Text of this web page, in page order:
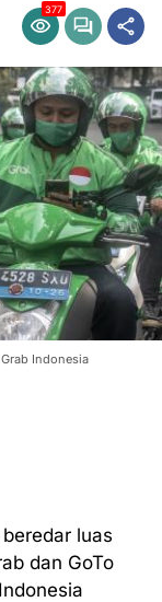
377
Indonesia
luas
dan GoTo